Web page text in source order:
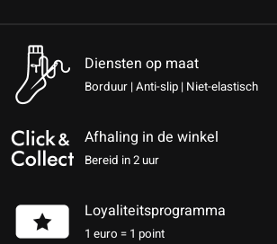
Diensten op maat
Borduur | Anti-slip | Niet-elastisch
Afhaling in de winkel
Bereid in 2 uur
Loyaliteitsprogramma
1 euro = 1 point